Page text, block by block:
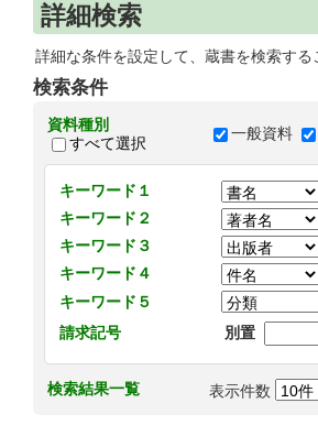
詳細検索
詳細な条件を設定して、蔵書を検索する
検索条件
資料種別
すべて選択
一般資料
キーワード１
キーワード２
キーワード３
キーワード４
キーワード５
請求記号
別置
検索結果一覧 表示件数